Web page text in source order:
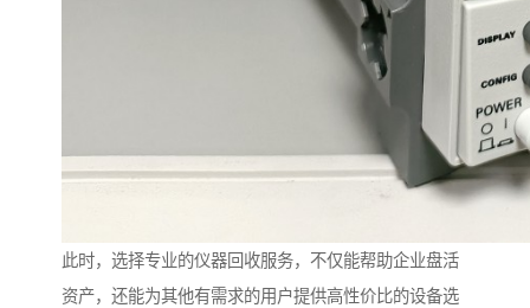
此时，选择专业的仪器回收服务，不仅能帮助企业盘活
资产，还能为其他有需求的用户提供高性价比的设备选